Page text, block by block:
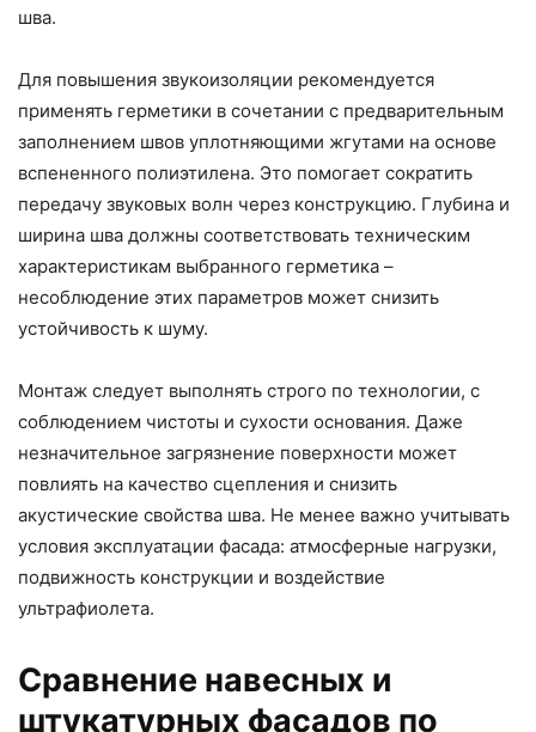
шва.
Для повышения звукоизоляции рекомендуется
применять герметики в сочетании с предварительным
заполнением швов уплотняющими жгутами на основе
вспененного полиэтилена. Это помогает сократить
передачу звуковых волн через конструкцию. Глубина и
ширина шва должны соответствовать техническим
характеристикам выбранного герметика –
несоблюдение этих параметров может снизить
устойчивость к шуму.
Монтаж следует выполнять строго по технологии, с
соблюдением чистоты и сухости основания. Даже
незначительное загрязнение поверхности может
повлиять на качество сцепления и снизить
акустические свойства шва. Не менее важно учитывать
условия эксплуатации фасада: атмосферные нагрузки,
подвижность конструкции и воздействие
ультрафиолета.
Сравнение навесных и
штукатурных фасадов по